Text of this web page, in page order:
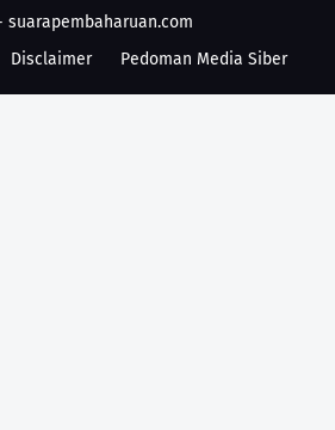
suarapembaharuan.com
Disclaimer Pedoman Media Siber